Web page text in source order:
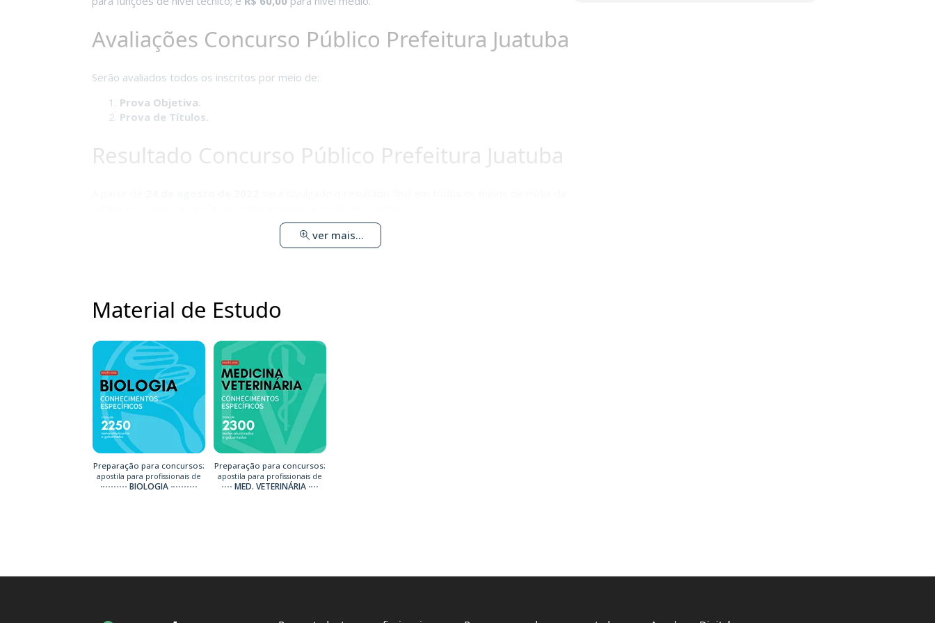
Avaliações Concurso Público Prefeitura Juatuba
Serão avaliados todos os inscritos por meio de:
Prova Objetiva.
Prova de Títulos.
Resultado Concurso Público Prefeitura Juatuba
ver mais...
Material de Estudo
Preparação para concursos:
apostila para profissionais de
BIOLOGIA
Preparação para concursos:
apostila para profissionais de
MED. VETERINÁRIA